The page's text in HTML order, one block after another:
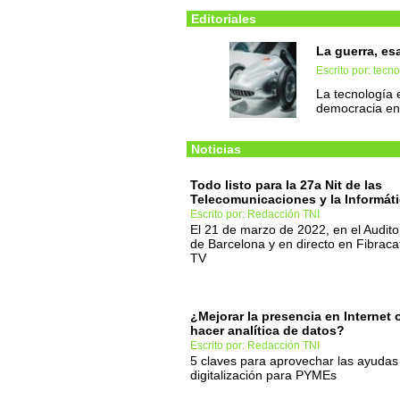
Editoriales
La guerra,
Escrito por:
La tecnología
democracia
Noticias
Todo listo para la 27a Nit de las
Telecomunicaciones y la
Escrito por: Redacción TNI
El 21 de marzo de 2022, en el
de Barcelona y en directo en
TV
¿Mejorar la presencia en Internet
hacer analítica de datos?
Escrito por: Redacción TNI
5 claves para aprovechar las
digitalización para PYMEs